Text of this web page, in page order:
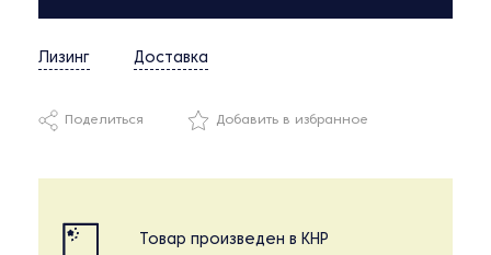
Лизинг Доставка
Поделиться Добавить в избранное
Товар произведен в КНР